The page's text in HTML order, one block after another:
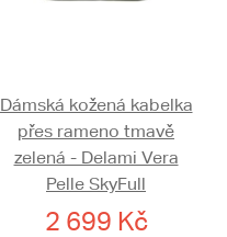
Dámská kožená kabelka
přes rameno tmavě
zelená - Delami Vera
Pelle SkyFull
2 699 Kč